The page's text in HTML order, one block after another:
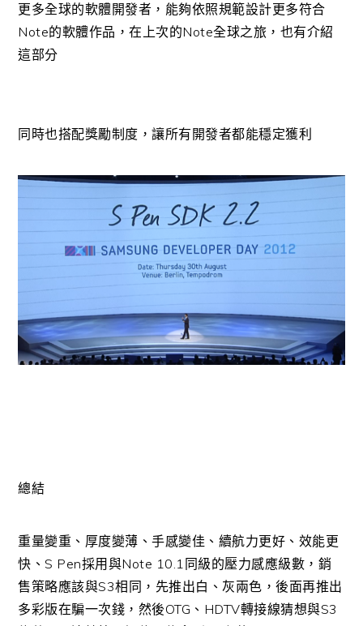
更多全球的軟體開發者，能夠依照規範設計更多符合
Note的軟體作品，在上次的Note全球之旅，也有介紹
這部分
同時也搭配獎勵制度，讓所有開發者都能穩定獲利
總結
重量變重、厚度變薄、手感變佳、續航力更好、效能更
快、S Pen採用與Note 10.1同級的壓力感應級數，銷
售策略應該與S3相同，先推出白、灰兩色，後面再推出
多彩版在騙一次錢，然後OTG、HDTV轉接線猜想與S3